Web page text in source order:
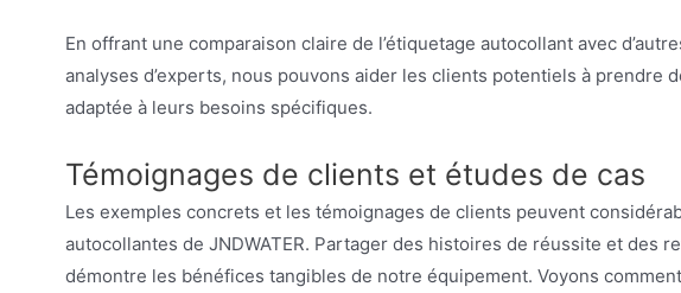
En offrant une comparaison claire de l’étiquetage autocollant avec
analyses d’experts, nous pouvons aider les clients potentiels à prendre
adaptée à leurs besoins spécifiques.
Témoignages de clients et études de cas
Les exemples concrets et les témoignages de clients peuvent
autocollantes de JNDWATER. Partager des histoires de réussite et des
démontre les bénéfices tangibles de notre équipement. Voyons